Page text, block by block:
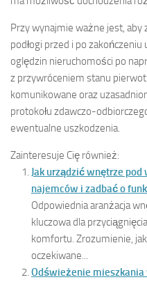
Przy wynajmie ważne jest,
podłogi przed i po
oględzin nieruchomości po
z przywróceniem stanu
komunikowane oraz
protokołu zdawczo-
ewentualne uszkodzenia.
Zainteresuje Cię również:
Jak urządzić wnętrze
najemców i zadbać o
Odpowiednia aranżacja
kluczowa dla
komfortu. Zrozumienie,
oczekiwane...
Odświeżenie mieszkania